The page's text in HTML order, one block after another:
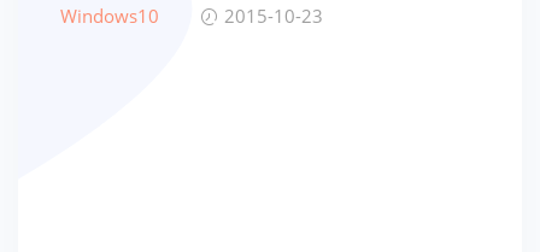
Windows10 2015-10-23